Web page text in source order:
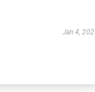
Jan 4,